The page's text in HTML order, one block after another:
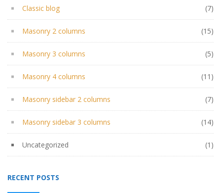
Classic blog (7)
Masonry 2 columns (15)
Masonry 3 columns (5)
Masonry 4 columns (11)
Masonry sidebar 2 columns (7)
Masonry sidebar 3 columns (14)
Uncategorized (1)
RECENT POSTS